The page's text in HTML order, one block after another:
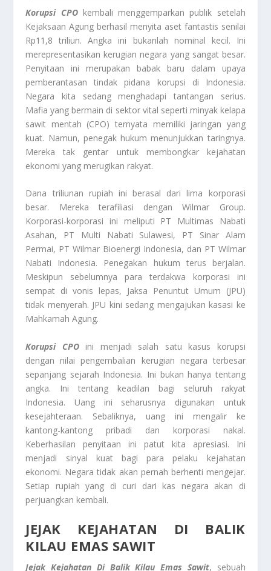
Korupsi CPOkembali menggemparkan publik setelah
Kejaksaan Agung berhasil menyita aset fantastis senilai
Rp11,8 triliun. Angka ini bukanlah nominal kecil. Ini
merepresentasikan kerugian negara yang sangat besar.
Penyitaan ini merupakan babak baru dalam upaya
pemberantasan tindak pidana korupsi di Indonesia.
Negara kita sedang menghadapi tantangan serius.
Mafia yang bermain di sektor vital seperti minyak kelapa
sawit mentah (CPO) ternyata memiliki jaringan yang
kuat. Namun, penegak hukum menunjukkan taringnya.
Mereka tak gentar untuk membongkar kejahatan
ekonomi yang merugikan rakyat.
Dana triliunan rupiah ini berasal dari lima korporasi
besar. Mereka terafiliasi dengan Wilmar Group.
Korporasi-korporasi ini meliputi PT Multimas Nabati
Asahan, PT Multi Nabati Sulawesi, PT Sinar Alam
Permai, PT Wilmar Bioenergi Indonesia, dan PT Wilmar
Nabati Indonesia. Penegakan hukum terus berjalan.
Meskipun sebelumnya para terdakwa korporasi ini
sempat di vonis lepas, Jaksa Penuntut Umum (JPU)
tidak menyerah. JPU kini sedang mengajukan kasasi ke
Mahkamah Agung.
Korupsi CPOini menjadi salah satu kasus korupsi
dengan nilai pengembalian kerugian negara terbesar
sepanjang sejarah Indonesia. Ini bukan hanya tentang
angka. Ini tentang keadilan bagi seluruh rakyat
Indonesia. Uang ini seharusnya digunakan untuk
kesejahteraan. Sebaliknya, uang ini mengalir ke
kantong-kantong pribadi dan korporasi nakal.
Keberhasilan penyitaan ini patut kita apresiasi. Ini
menjadi sinyal kuat bagi para pelaku kejahatan
ekonomi. Negara tidak akan pernah berhenti mengejar.
Setiap rupiah yang di curi dari kas negara akan di
perjuangkan kembali.
JEJAK KEJAHATAN DI BALIK
KILAU EMAS SAWIT
Jejak Kejahatan Di Balik Kilau Emas Sawit, sebuah